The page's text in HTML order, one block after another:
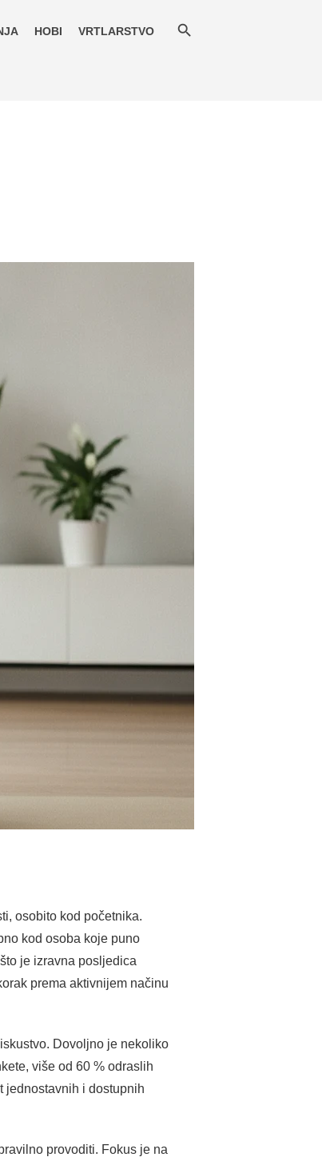
HOBI VRTLARSTVO
osobito kod početnika.
kod osoba koje puno
je izravna posljedica
prema aktivnijem načinu
Dovoljno je nekoliko
više od 60 % odraslih
jednostavnih i dostupnih
provoditi. Fokus je na